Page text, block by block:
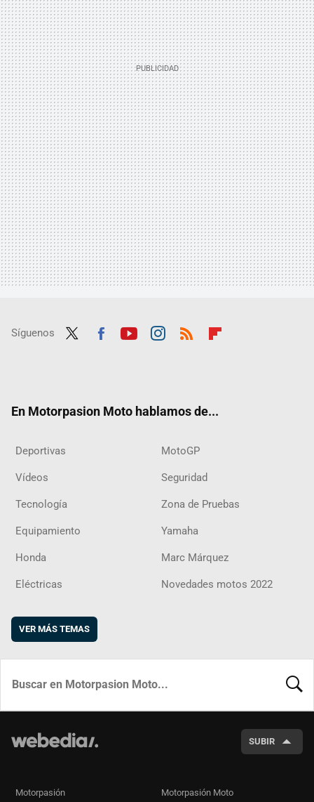
Síguenos
En Motorpasion Moto hablamos de...
Deportivas MotoGP
Vídeos Seguridad
Tecnología Zona de Pruebas
Equipamiento Yamaha
Honda Marc Márquez
Eléctricas Novedades motos 2022
VER MÁS TEMAS
SUBIR
Motorpasión Motorpasión Moto